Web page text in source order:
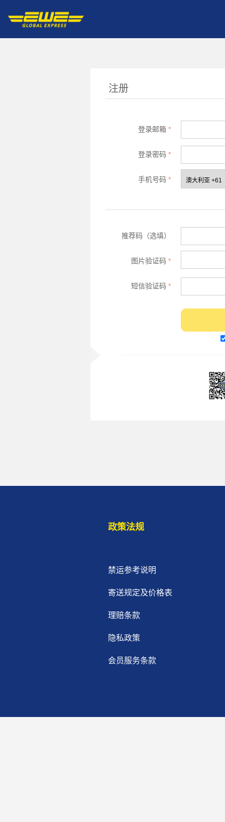
注册
登录邮箱 *
登录密码 *
手机号码 *
推荐码（选填）
图片验证码 *
短信验证码 *
政策法规
禁运参考说明
寄送规定及价格表
理赔条款
隐私政策
会员服务条款